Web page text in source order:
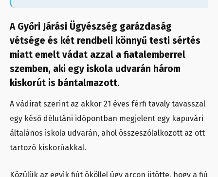
A Győri Járási Ügyészség garázdaság
vétsége és két rendbeli könnyű testi sértés
miatt emelt vádat azzal a fiatalemberrel
szemben, aki egy iskola udvarán három
kiskorút is bántalmazott.
A vádirat szerint az akkor 21 éves férfi tavaly tavasszal
egy késő délutáni időpontban megjelent egy kapuvári
általános iskola udvarán, ahol összeszólalkozott az ott
tartozó kiskorúakkal.
Közülük az egyik fiút ököllel úgy arcon ütötte, hogy a fiú